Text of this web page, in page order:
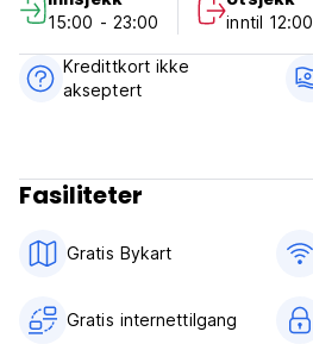
15:00 - 23:00
inntil 12:00
Kredittkort ikke
akseptert
Fasiliteter
Gratis Bykart
Gratis internettilgang